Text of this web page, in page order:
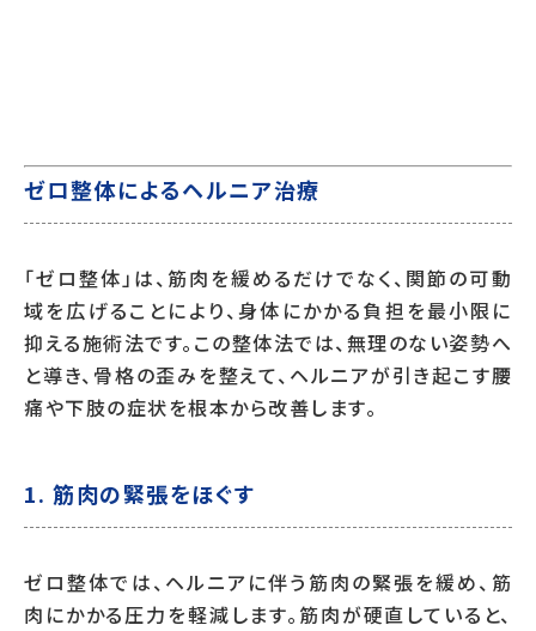
ゼロ整体によるヘルニア治療
「ゼロ整体」は、筋肉を緩めるだけでなく、関節の可動
域を広げることにより、身体にかかる負担を最小限に
抑える施術法です。この整体法では、無理のない姿勢へ
と導き、骨格の歪みを整えて、ヘルニアが引き起こす腰
痛や下肢の症状を根本から改善します。
1. 筋肉の緊張をほぐす
ゼロ整体では、ヘルニアに伴う筋肉の緊張を緩め、筋
肉にかかる圧力を軽減します。筋肉が硬直していると、